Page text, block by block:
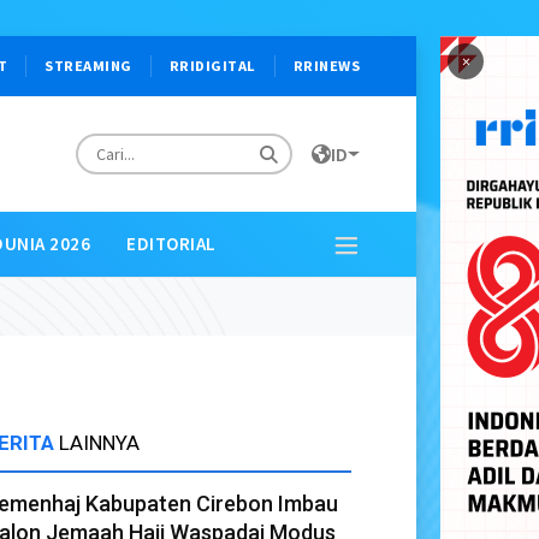
×
STREAMING RRIDIGITAL RRINEWS
ID
2026 EDITORIAL
LAINNYA
Kabupaten Cirebon Imbau
Jemaah Haji Waspadai Modus